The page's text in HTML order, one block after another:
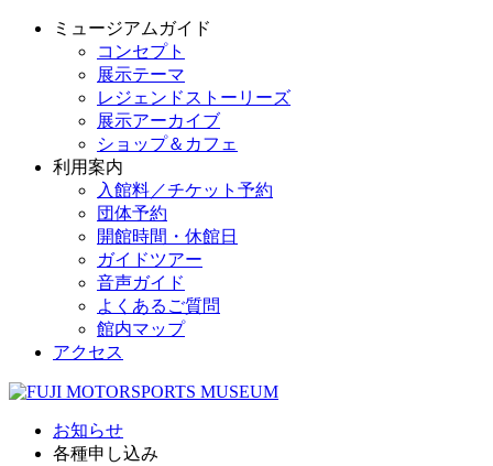
ミュージアムガイド
コンセプト
展示テーマ
レジェンドストーリーズ
展示アーカイブ
ショップ＆カフェ
利用案内
入館料／チケット予約
団体予約
開館時間・休館日
ガイドツアー
音声ガイド
よくあるご質問
館内マップ
アクセス
お知らせ
各種申し込み